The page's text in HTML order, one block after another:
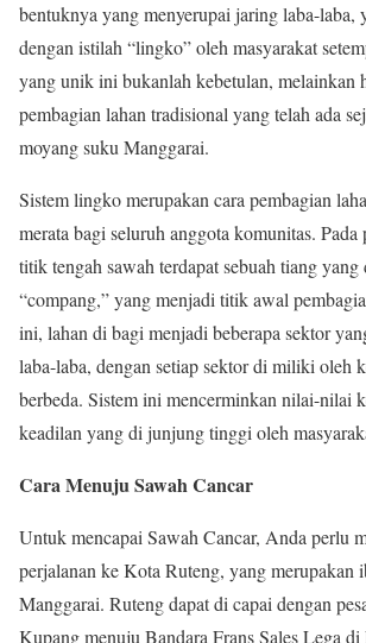
bentuknya yang menyerupai jaring laba-laba,
dengan istilah “lingko” oleh masyarakat
yang unik ini bukanlah kebetulan, melainkan
pembagian lahan tradisional yang telah ada
moyang suku Manggarai.
Sistem lingko merupakan cara pembagian
merata bagi seluruh anggota komunitas. Pada
titik tengah sawah terdapat sebuah tiang yang
“compang,” yang menjadi titik awal
ini, lahan di bagi menjadi beberapa sektor
laba-laba, dengan setiap sektor di miliki oleh
berbeda. Sistem ini mencerminkan nilai-nilai
keadilan yang di junjung tinggi oleh
Cara Menuju Sawah Cancar
Untuk mencapai Sawah Cancar, Anda perlu
perjalanan ke Kota Ruteng, yang merupakan
Manggarai. Ruteng dapat di capai dengan
Kupang menuju Bandara Frans Sales Lega